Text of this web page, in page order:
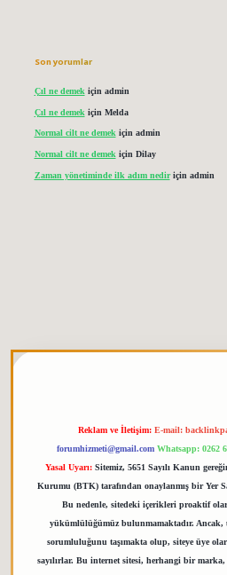
Son yorumlar
Çıl ne demek için admin
Çıl ne demek için Melda
Normal cilt ne demekiçin admin
Normal cilt ne demek için Dilay
Zaman yönetiminde ilk adım nediriçin admin
Reklam ve İletişim: E-mail:
forumhizmeti@gmail.com Whatsapp: 0262
Yasal Uyarı: Sitemiz, 5651 Sayılı Kanun
Kurumu (BTK) tarafından onaylanmış bir Yer
Bu nedenle, sitedeki içerikleri proaktif
yükümlülüğümüz bulunmamaktadır. Ancak,
sorumluluğunu taşımakta olup, siteye üye
sayılırlar. Bu internet sitesi, herhangi bir